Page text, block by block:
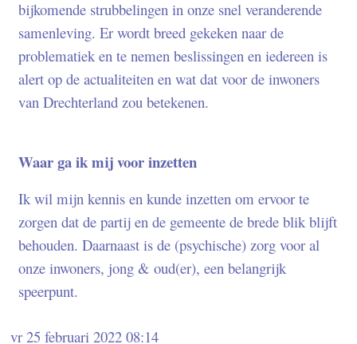
bijkomende strubbelingen in onze snel veranderende
samenleving. Er wordt breed gekeken naar de
problematiek en te nemen beslissingen en iedereen is
alert op de actualiteiten en wat dat voor de inwoners
van Drechterland zou betekenen.
Waar ga ik mij voor inzetten
Ik wil mijn kennis en kunde inzetten om ervoor te
zorgen dat de partij en de gemeente de brede blik blijft
behouden. Daarnaast is de (psychische) zorg voor al
onze inwoners, jong & oud(er), een belangrijk
speerpunt.
vr 25 februari 2022 08:14